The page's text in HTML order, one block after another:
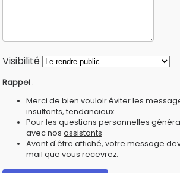
Visibilité
Rappel :
Merci de bien vouloir éviter les
insultants, tendancieux...
Pour les questions personnelles
avec nos assistants
Avant d'être affiché, votre message
mail que vous recevrez.